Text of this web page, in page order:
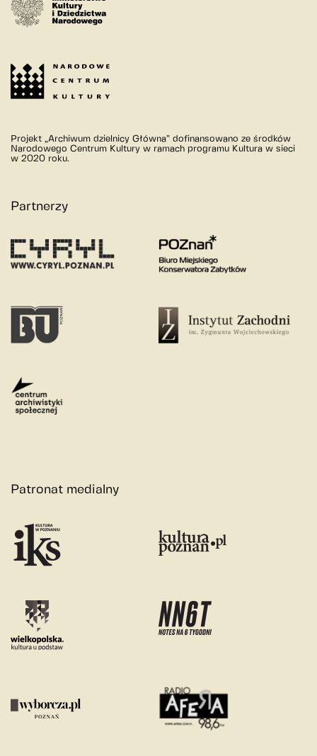
Projekt „Archiwum dzielnicy Główna” dofinansowano ze środków
Narodowego Centrum Kultury w ramach programu Kultura w sieci
w 2020 roku.
Partnerzy
Patronat medialny